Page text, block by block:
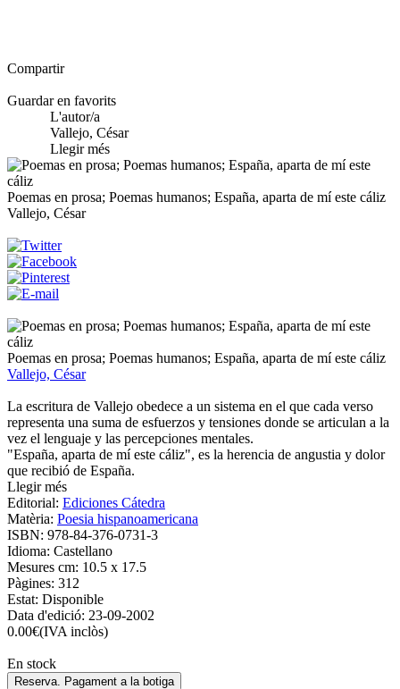
Compartir
Guardar en favorits
L'autor/a
Vallejo, César
Llegir més
Poemas en prosa; Poemas humanos; España, aparta de mí este cáliz
Vallejo, César
Poemas en prosa; Poemas humanos; España, aparta de mí este cáliz
Vallejo, César
La escritura de Vallejo obedece a un sistema en el que cada verso
representa una suma de esfuerzos y tensiones donde se articulan a la
vez el lenguaje y las percepciones mentales.
"España, aparta de mí este cáliz", es la herencia de angustia y dolor
que recibió de España.
Llegir més
Editorial: Ediciones Cátedra
Matèria: Poesia hispanoamericana
ISBN: 978-84-376-0731-3
Idioma: Castellano
Mesures cm: 10.5 x 17.5
Pàgines: 312
Estat: Disponible
Data d'edició: 23-09-2002
0.00€(IVA inclòs)
En stock
Reserva. Pagament a la botiga